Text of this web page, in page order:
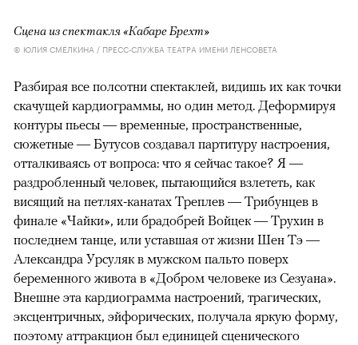
Сцена из спектакля «Кабаре Брехт»
© ЮЛИЯ СМЕЛКИНА / ПРЕСС-СЛУЖБА ТЕАТРА ИМЕНИ ЛЕНСОВЕТА
Разбирая все полсотни спектаклей, видишь их как точки
скачущей кардиограммы, но один метод. Деформируя
контуры пьесы — временные, пространственные,
сюжетные — Бутусов создавал партитуру настроения,
отталкиваясь от вопроса: что я сейчас такое? Я —
раздробленный человек, пытающийся взлететь, как
висящий на петлях-канатах Треплев — Трибунцев в
финале «Чайки», или брадобрей Войцек — Трухин в
последнем танце, или уставшая от жизни Шен Тэ —
Александра Урсуляк в мужском пальто поверх
беременного живота в «Добром человеке из Сезуана».
Внешне эта кардиограмма настроений, трагических,
эксцентричных, эйфорических, получала яркую форму,
поэтому аттракцион был единицей сценического